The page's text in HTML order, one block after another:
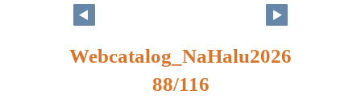
Webcatalog_NaHalu2026
88/116